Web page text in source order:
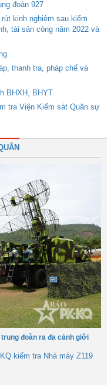
đoàn 927
kinh nghiệm sau kiểm
tài sản công năm 2022 và
thanh tra, pháp chế và
BHXH, BHYT
tra Viện Kiểm sát Quân sự
đoàn ra đa cảnh giới
kiểm tra Nhà máy Z119